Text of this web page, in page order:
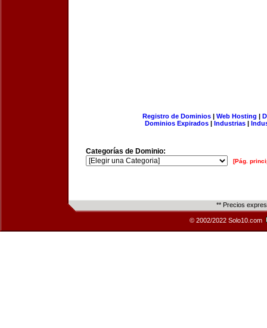
Registro de Dominios| Web Hosting |
Dominios Expirados | Industrias |
Categorías de Dominio:
[Pág.
** Precios
© 2002/2022 Solo10.com